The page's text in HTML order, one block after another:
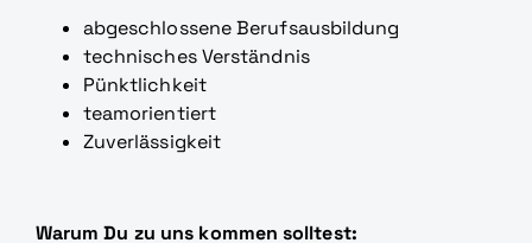
abgeschlossene Berufsausbildung
technisches Verständnis
Pünktlichkeit
teamorientiert
Zuverlässigkeit
Warum Du zu uns kommen solltest: